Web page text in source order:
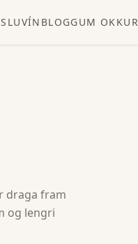
BLOGGUM OKKUR
draga fram
og lengri